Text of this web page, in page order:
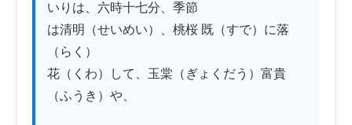
いりは、六時十七分、季節
は清明（せいめい）、桃桜 既（すで）に落
（らく）
花（くわ）して、玉棠（ぎょくだう）富貴
（ふうき）や、